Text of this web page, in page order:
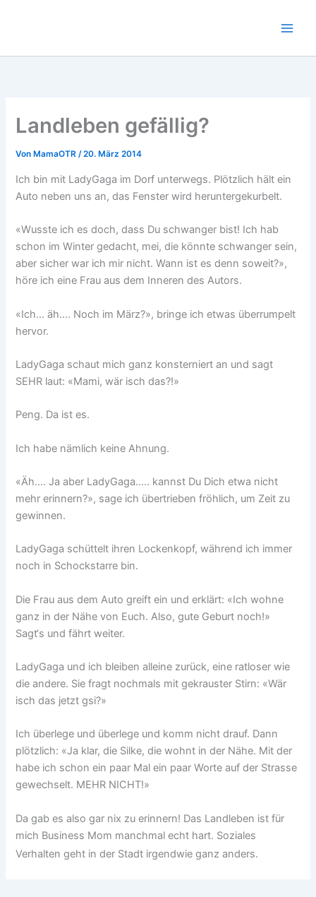
Landleben gefällig?
Von MamaOTR/20. März 2014
Ich bin mit LadyGaga im Dorf unterwegs. Plötzlich hält ein
Auto neben uns an, das Fenster wird heruntergekurbelt.
«Wusste ich es doch, dass Du schwanger bist! Ich hab
schon im Winter gedacht, mei, die könnte schwanger sein,
aber sicher war ich mir nicht. Wann ist es denn soweit?»,
höre ich eine Frau aus dem Inneren des Autors.
«Ich… äh…. Noch im März?», bringe ich etwas überrumpelt
hervor.
LadyGaga schaut mich ganz konsterniert an und sagt
SEHR laut: «Mami, wär isch das?!»
Peng. Da ist es.
Ich habe nämlich keine Ahnung.
«Äh…. Ja aber LadyGaga….. kannst Du Dich etwa nicht
mehr erinnern?», sage ich übertrieben fröhlich, um Zeit zu
gewinnen.
LadyGaga schüttelt ihren Lockenkopf, während ich immer
noch in Schockstarre bin.
Die Frau aus dem Auto greift ein und erklärt: «Ich wohne
ganz in der Nähe von Euch. Also, gute Geburt noch!»
Sagt‘s und fährt weiter.
LadyGaga und ich bleiben alleine zurück, eine ratloser wie
die andere. Sie fragt nochmals mit gekrauster Stirn: «Wär
isch das jetzt gsi?»
Ich überlege und überlege und komm nicht drauf. Dann
plötzlich: «Ja klar, die Silke, die wohnt in der Nähe. Mit der
habe ich schon ein paar Mal ein paar Worte auf der Strasse
gewechselt. MEHR NICHT!»
Da gab es also gar nix zu erinnern! Das Landleben ist für
mich Business Mom manchmal echt hart. Soziales
Verhalten geht in der Stadt irgendwie ganz anders.